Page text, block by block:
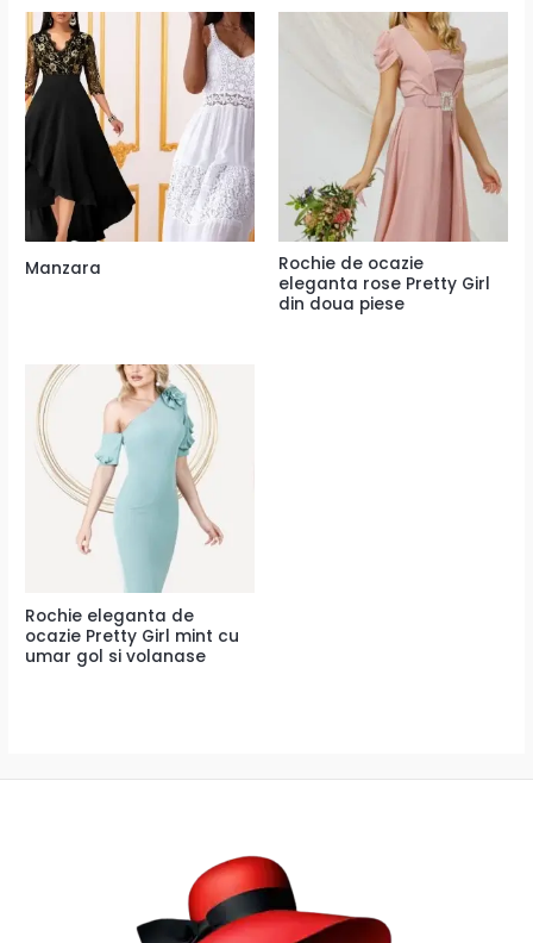
Manzara
Rochie de ocazie
eleganta rose Pretty Girl
din doua piese
Rochie eleganta de
ocazie Pretty Girl mint cu
umar gol si volanase